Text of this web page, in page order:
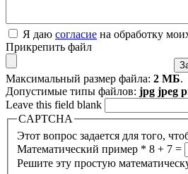
Я даю согласие на обработку
Прикрепить файл
Максимальный размер файла: 2 МБ.
Допустимые типы файлов: jpg jpeg
Leave this field blank
CAPTCHA
Этот вопрос задается для того,
Математический пример * 8 + 7 =
Решите эту простую